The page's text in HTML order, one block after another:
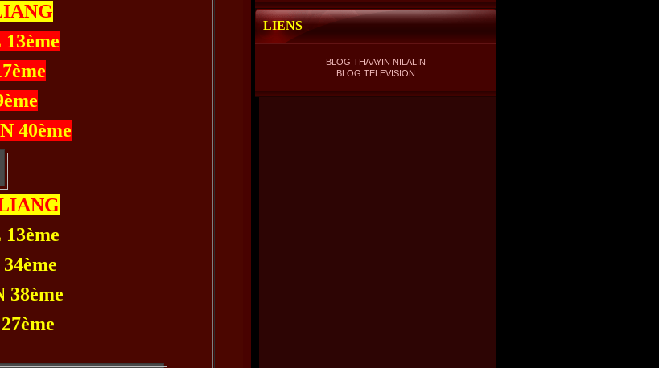
40ème
38ème
LIENS
BLOG THAAYIN NILALIN
BLOG TELEVISION